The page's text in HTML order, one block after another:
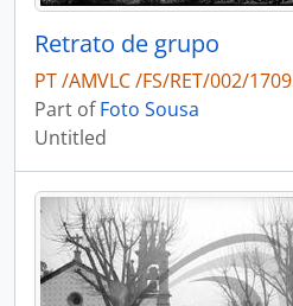
Retrato de grupo
PT /AMVLC /FS/RET/002/1709
Part ofFoto Sousa
Untitled